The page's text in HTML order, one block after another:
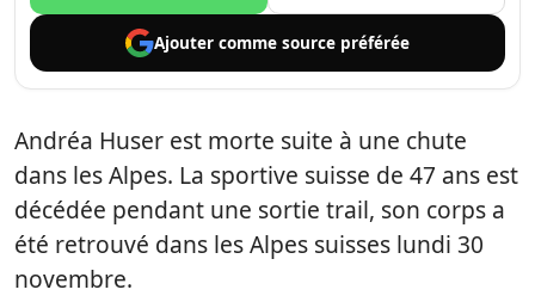
Ajouter comme source préférée
Andréa Huser est morte suite à une chute
dans les Alpes. La sportive suisse de 47 ans est
décédée pendant une sortie trail, son corps a
été retrouvé dans les Alpes suisses lundi 30
novembre.